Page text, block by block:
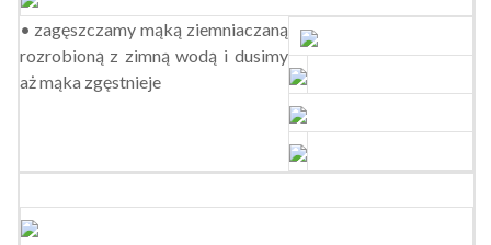
• zagęszczamy mąką ziemniaczaną
rozrobioną z zimną wodą i dusimy
aż mąka zgęstnieje